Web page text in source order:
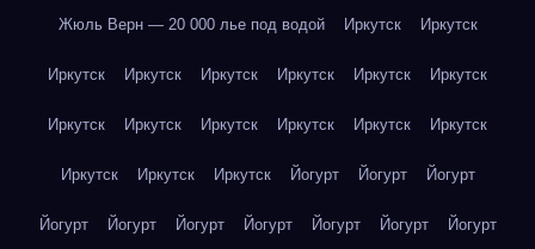
Жюль Верн — 20 000 лье под водой Иркутск Иркутск
Иркутск Иркутск Иркутск Иркутск Иркутск Иркутск
Иркутск Иркутск Иркутск Иркутск Иркутск Иркутск
Иркутск Иркутск Иркутск Йогурт Йогурт Йогурт
Йогурт Йогурт Йогурт Йогурт Йогурт Йогурт Йогурт